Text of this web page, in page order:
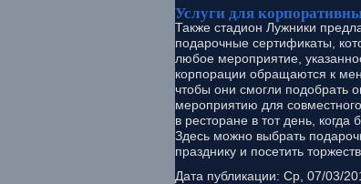
Услуги для
Также стадион Лужники
подарочные сертификаты,
любое мероприятие,
корпорации обращаются к
чтобы они смогли
мероприятию для
в ресторане в тот день, когда
Здесь можно выбрать
празднику и посетить
Дата публикации: Ср, 07/03/